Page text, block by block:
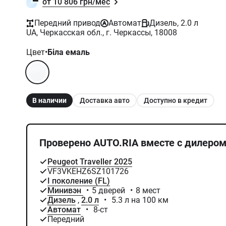
Передний привод Автомат
Дизель, 2.0 л
UA, Черкасская обл., г. Черкассы, 18008
Цвет•Біла емаль
В наличии Доставка авто Доступно в кредит
Проверено AUTO.RIA вместе с дилером
Peugeot Traveller 2025
VF3VKEHZ6SZ101726
I поколение (FL)
Минивэн • 5 дверей • 8 мест
Дизель , 2.0 л • 5.3 л на 100 км
Автомат • 8-ст
Передний